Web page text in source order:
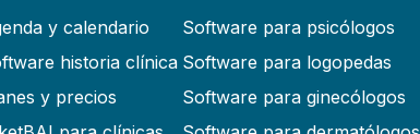
y calendario
historia clínica
y precios
Software para psicólogos
Software para logopedas
Software para ginecólogos